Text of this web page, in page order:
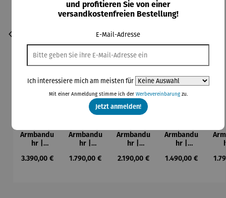
Armbandu
hr |
AVUS
Regulärer Preis:
3.390,00 €
Armbandu
hr |
C.
Regulärer Preis:
1.790,00 €
Armbandu
hr |
Taifun
Regulärer Preis:
2.190,00 €
Armbandu
hr |
Taifun mit
Regulärer Preis:
1.490,00 €
und profitieren Sie von einer
versandkostenfreien Bestellung!
E-Mail-Adresse
Ich interessiere mich am meisten für
Mit einer Anmeldung stimme ich der Werbevereinbarungzu.
Jetzt anmelden!